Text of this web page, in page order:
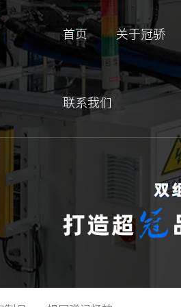
首页 关于冠骄
联系我们